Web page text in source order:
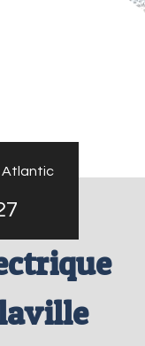
Atlantic